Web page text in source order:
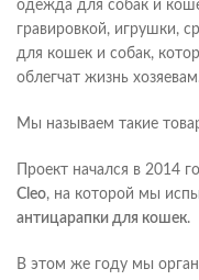
одежда для собак и
гравировкой, игрушки,
для кошек и собак,
облегчат жизнь
Мы называем такие
Проект начался в 2014
Cleo, на которой мы
антицарапки для кошек.
В этом же году мы